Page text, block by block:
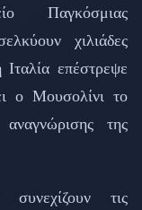
Παγκόσμιας
χιλιάδες
επέστρεψε
ο Μουσολίνι το
της
τις